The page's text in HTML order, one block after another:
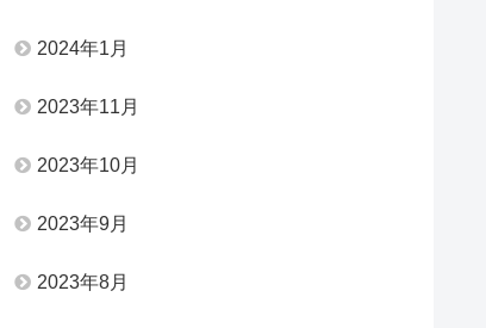
2024年1月
2023年11月
2023年10月
2023年9月
2023年8月